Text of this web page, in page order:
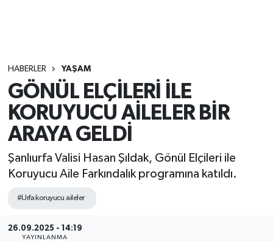
HABERLER YAŞAM
GÖNÜL ELÇİLERİ İLE
KORUYUCU AİLELER BİR
ARAYA GELDİ
Şanlıurfa Valisi Hasan Şıldak, Gönül Elçileri ile
Koruyucu Aile Farkındalık programına katıldı.
#Urfa koruyucu aileler
26.09.2025 - 14:19
YAYINLANMA
Gündem
Kültür
Magazin
Tüm Manşetler
Son Dakika Haberleri
Haber Arşivi